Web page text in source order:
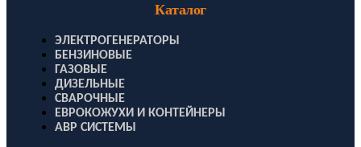
Каталог
ЭЛЕКТРОГЕНЕРАТОРЫ
БЕНЗИНОВЫЕ
ГАЗОВЫЕ
ДИЗЕЛЬНЫЕ
СВАРОЧНЫЕ
ЕВРОКОЖУХИ И КОНТЕЙНЕРЫ
АВР СИСТЕМЫ